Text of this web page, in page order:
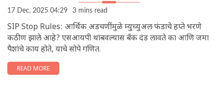
17 Dec, 2025 04:29 3 mins read
SIP Stop Rules: आर्थिक अडचणींमुळे म्युच्युअल फंडाचे हप्ते भरणे
कठीण झाले आहे? एसआयपी थांबवल्यास बँक दंड लावते का आणि जमा
पैशांचे काय होते, याचे सोपे गणित.
READ MORE